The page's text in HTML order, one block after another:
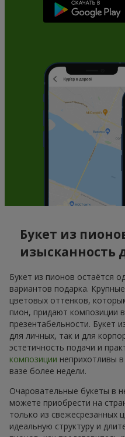
Букет из
изысканность
Букет из пионов остаётся
вариантов подарка.
цветовых оттенков,
пион, придают композиции
презентабельности. Букет
для личных, так и для
эстетичность подачи и
композиции неприхотливы
вазе более недели.
Очаровательные букеты в
можете приобрести на
только из свежесрезанных
идеальную структуру и